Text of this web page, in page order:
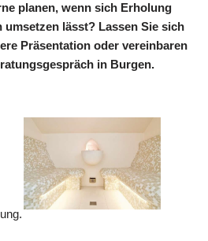
planen, wenn sich Erholung
umsetzen lässt? Lassen Sie sich
Präsentation oder vereinbaren
in Burgen.